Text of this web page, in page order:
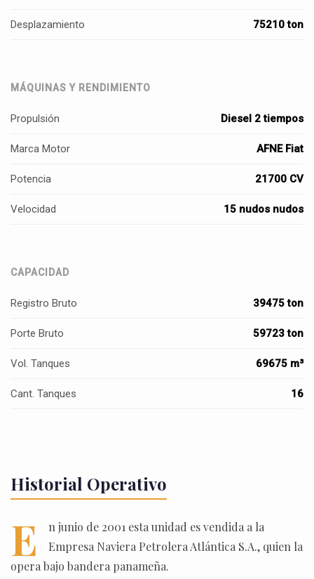
Desplazamiento 75210 ton
MÁQUINAS Y RENDIMIENTO
Propulsión Diesel 2 tiempos
Marca Motor AFNE Fiat
Potencia 21700 CV
Velocidad 15 nudos nudos
CAPACIDAD
Registro Bruto 39475 ton
Porte Bruto 59723 ton
Vol. Tanques 69675 m³
Cant. Tanques 16
Historial Operativo
E
n junio de 2001 esta unidad es vendida a la
Empresa Naviera Petrolera Atlántica S.A., quien la
opera bajo bandera panameña.